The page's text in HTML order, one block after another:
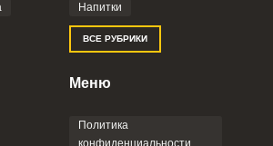
форму, вы соглашаетесь с
Политикой
Пользовательским
Напитки
ВСЕ РУБРИКИ
Меню
Политика
конфиденциальности